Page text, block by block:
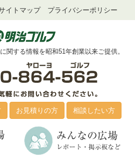
イトマップ プライバシーポリシー
関する情報を昭和51年創業以来ご提供。
お見積りの方 相談したい方